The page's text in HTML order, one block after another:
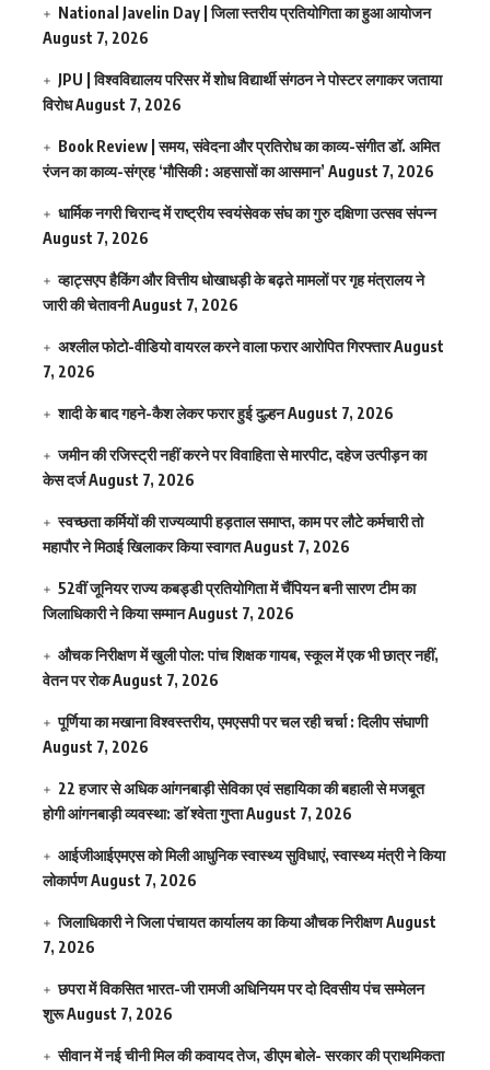
National Javelin Day | जिला स्तरीय प्रतियोगिता का हुआ आयोजन
August 7, 2026
JPU | विश्वविद्यालय परिसर में शोध विद्यार्थी संगठन ने पोस्टर लगाकर जताया
विरोधAugust 7, 2026
Book Review | समय, संवेदना और प्रतिरोध का काव्य-संगीत डॉ. अमित
रंजन का काव्य-संग्रह ‘मौसिकी : अहसासों का आसमान’ August 7, 2026
धार्मिक नगरी चिरान्द में राष्ट्रीय स्वयंसेवक संघ का गुरु दक्षिणा उत्सव संपन्न
August 7, 2026
व्हाट्सएप हैकिंग और वित्तीय धोखाधड़ी के बढ़ते मामलों पर गृह मंत्रालय ने
जारी की चेतावनीAugust 7, 2026
अश्लील फोटो-वीडियो वायरल करने वाला फरार आरोपित गिरफ्तारAugust
7, 2026
शादी के बाद गहने-कैश लेकर फरार हुई दुल्हनAugust 7, 2026
जमीन की रजिस्ट्री नहीं करने पर विवाहिता से मारपीट, दहेज उत्पीड़न का
केस दर्जAugust 7, 2026
स्वच्छता कर्मियों की राज्यव्यापी हड़ताल समाप्त, काम पर लौटे कर्मचारी तो
महापौर ने मिठाई खिलाकर किया स्वागतAugust 7, 2026
52वीं जूनियर राज्य कबड्डी प्रतियोगिता में चैंपियन बनी सारण टीम का
जिलाधिकारी ने किया सम्मानAugust 7, 2026
औचक निरीक्षण में खुली पोल: पांच शिक्षक गायब, स्कूल में एक भी छात्र नहीं,
वेतन पर रोकAugust 7, 2026
पूर्णिया का मखाना विश्वस्तरीय, एमएसपी पर चल रही चर्चा : दिलीप संघाणी
August 7, 2026
22 हजार से अधिक आंगनबाड़ी सेविका एवं सहायिका की बहाली से मजबूत
होगी आंगनबाड़ी व्यवस्था: डाॅ श्वेता गुप्ताAugust 7, 2026
आईजीआईएमएस काे मिली आधुनिक स्वास्थ्य सुविधाएं, स्वास्थ्य मंत्री ने किया
लोकार्पणAugust 7, 2026
जिलाधिकारी ने जिला पंचायत कार्यालय का किया औचक निरीक्षणAugust
7, 2026
छपरा में विकसित भारत-जी रामजी अधिनियम पर दो दिवसीय पंच सम्मेलन
शुरूAugust 7, 2026
सीवान में नई चीनी मिल की कवायद तेज, डीएम बोले- सरकार की प्राथमिकता